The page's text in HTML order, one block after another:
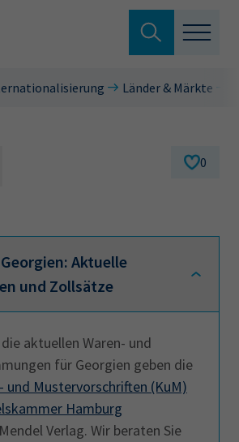
Suche verlassen
auch aus den meistgesuchten
Fachwirt
Prüfungstermine
34f
Negativerklärung
Berichtsheft
AEVO
Länder & Märkte
0
Aktuelle
und Zollsätze
aktuellen Waren- und
für Georgien geben die
und Mustervorschriften (KuM)
Hamburg
Verlag. Wir beraten Sie